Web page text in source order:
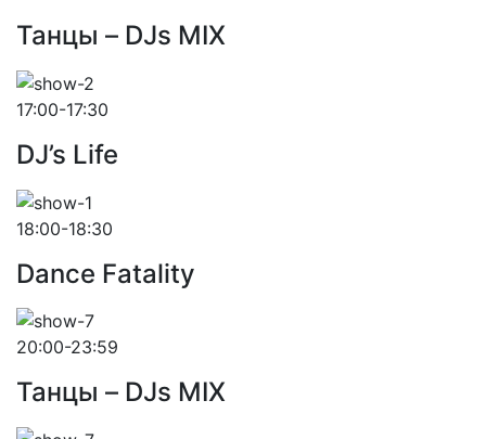
Танцы – DJs MIX
17:00-17:30
DJ’s Life
18:00-18:30
Dance Fatality
20:00-23:59
Танцы – DJs MIX